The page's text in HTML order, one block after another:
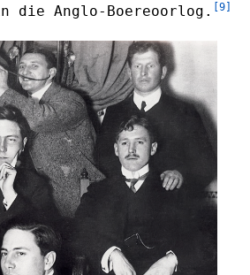
die Anglo-Boereoorlog.
[9]